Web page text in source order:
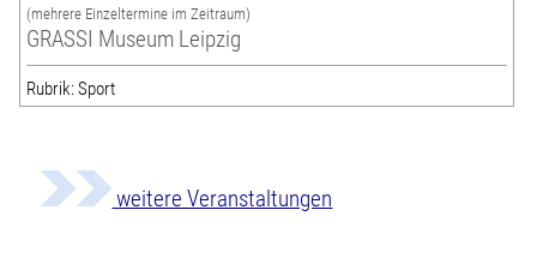
(mehrere Einzeltermine im Zeitraum)
GRASSI Museum Leipzig
Rubrik: Sport
weitere Veranstaltungen